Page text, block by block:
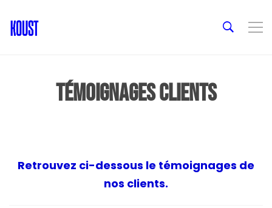
Témoignages clients
Retrouvez ci-dessous le témoignages de
nos clients.